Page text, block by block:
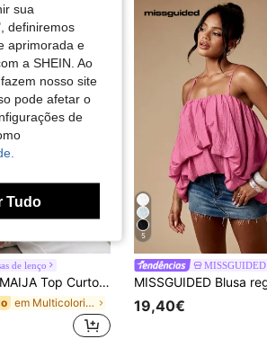
de lenço
MAIJA Top Curto de Praia às Riscas com Decote Halter, Cruzado e Bainha com Folhos, Estilo Resort de Verão, Top Moderno Feminino com Lenço, para Concerto Country
em Multicolorido Blusas macias para uso diário
5
MISSGUIDED
19,40€
sua
definiremos
aprimorada e
a SHEIN. Ao
nosso site
pode afetar o
de
Tudo